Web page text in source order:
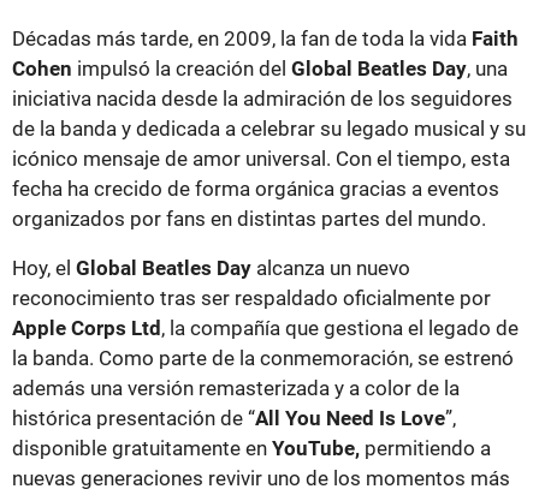
Décadas más tarde, en 2009, la fan de toda la vida Faith
Cohen impulsó la creación del Global Beatles Day, una
iniciativa nacida desde la admiración de los seguidores
de la banda y dedicada a celebrar su legado musical y su
icónico mensaje de amor universal. Con el tiempo, esta
fecha ha crecido de forma orgánica gracias a eventos
organizados por fans en distintas partes del mundo.
Hoy, el Global Beatles Day alcanza un nuevo
reconocimiento tras ser respaldado oficialmente por
Apple Corps Ltd , la compañía que gestiona el legado de
la banda. Como parte de la conmemoración, se estrenó
además una versión remasterizada y a color de la
histórica presentación de “All You Need Is Love”,
disponible gratuitamente en YouTube, permitiendo a
nuevas generaciones revivir uno de los momentos más